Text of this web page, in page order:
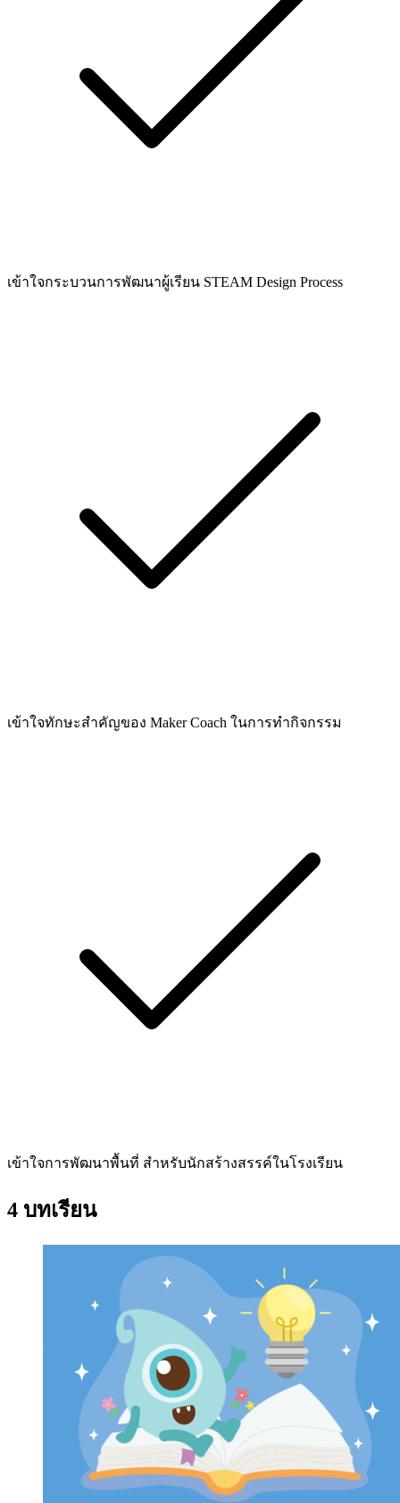
เข้าใจกระบวนการพัฒนาผู้เรียน STEAM Design Process
เข้าใจทักษะสำคัญของ Maker Coach ในการทำกิจกรรม
เข้าใจการพัฒนาพื้นที่ สำหรับนักสร้างสรรค์ในโรงเรียน
4 บทเรียน